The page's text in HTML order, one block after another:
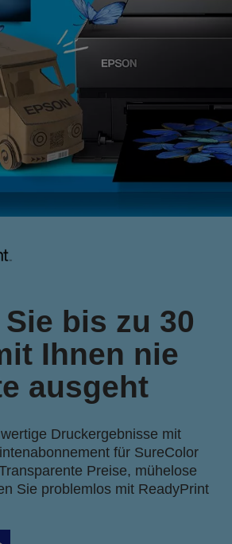
bis zu 30
Ihnen nie
ausgeht
Druckergebnisse mit
für SureColor
Preise, mühelose
Sie problemlos mit ReadyPrint